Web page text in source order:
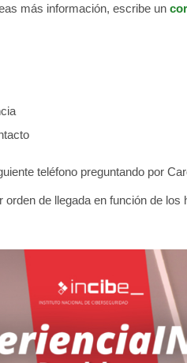
más información, escribe un
teléfono preguntando por
de llegada en función de los